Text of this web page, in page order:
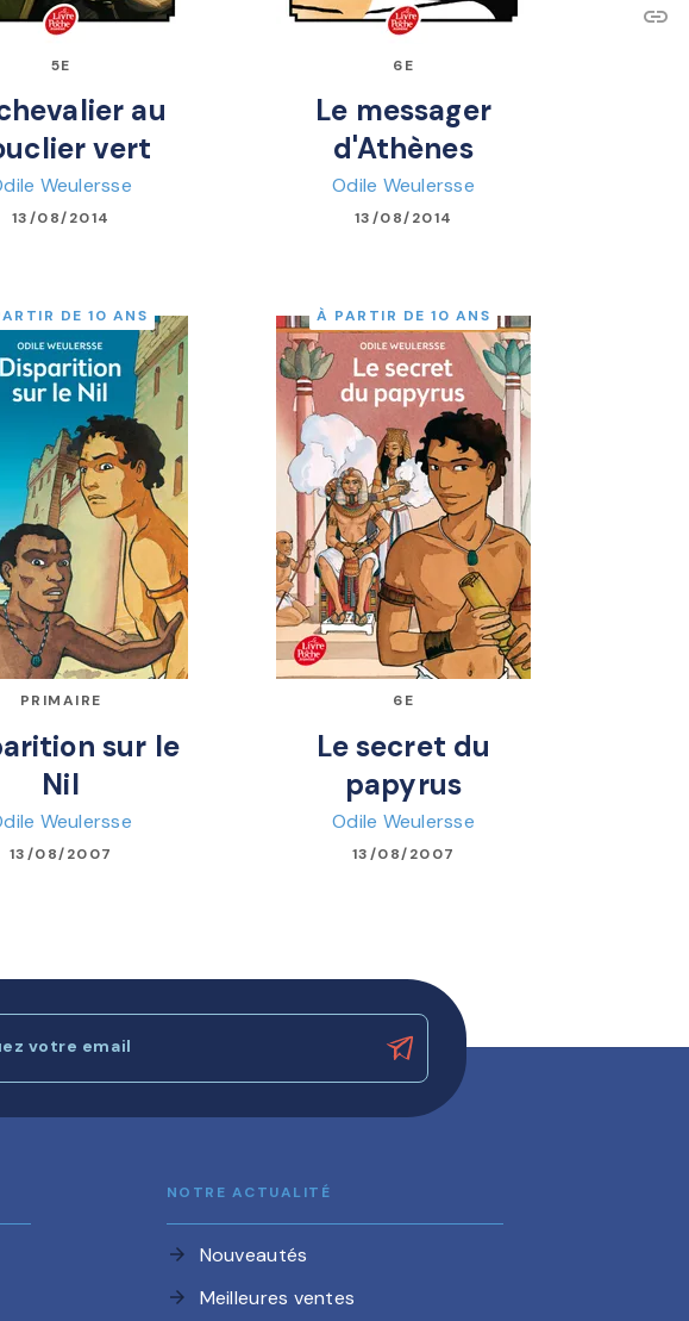
5E
au
vert
Weulersse
13/08/2014
6E
Le messager
d'Athènes
Odile Weulersse
13/08/2014
DE 10 ANS
PRIMAIRE
sur le
Nil
Weulersse
13/08/2007
À PARTIR DE 10 ANS
6E
Le secret du
papyrus
Odile Weulersse
13/08/2007
link
votre email
NOTRE ACTUALITÉ
arrow_forward Nouveautés
arrow_forward Meilleures ventes